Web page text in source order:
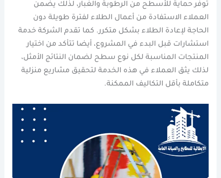
توفر حماية للأسطح من الرطوبة والغبار، لذلك يضمن
العملاء الاستفادة من أعمال الطلاء لفترة طويلة دون
الحاجة لإعادة الطلاء بشكل متكرر. كما تقدم الشركة خدمة
استشارات قبل البدء في المشروع، أيضا تتأكد من اختيار
المنتجات المناسبة لكل نوع سطح لضمان النتائج الأمثل،
لذلك يثق العملاء في هذه الخدمة لتحقيق مشاريع منزلية
متكاملة بأقل التكاليف الممكنة.